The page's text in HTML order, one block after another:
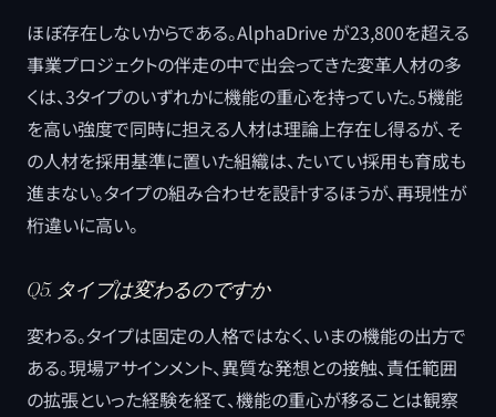
ほぼ存在しないからである。AlphaDrive が23,800を超える
事業プロジェクトの伴走の中で出会ってきた変革人材の多
くは、3タイプのいずれかに機能の重心を持っていた。5機能
を高い強度で同時に担える人材は理論上存在し得るが、そ
の人材を採用基準に置いた組織は、たいてい採用も育成も
進まない。タイプの組み合わせを設計するほうが、再現性が
桁違いに高い。
Q5. タイプは変わるのですか
変わる。タイプは固定の人格ではなく、いまの機能の出方で
ある。現場アサインメント、異質な発想との接触、責任範囲
の拡張といった経験を経て、機能の重心が移ることは観察